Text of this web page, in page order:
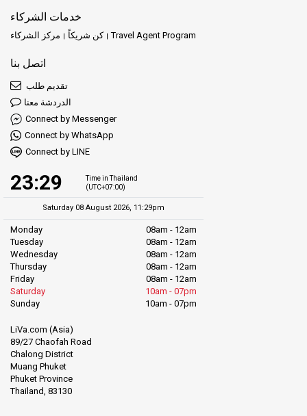
خدمات الشركاء
مركز الشركاء كن شريكاً Travel Agent Program
اتصل بنا
تقديم طلب
الدردشة معنا
Connect by Messenger
Connect by WhatsApp
Connect by LINE
23:29
Time in Thailand
(UTC+07:00)
Saturday 08 August 2026, 11:29pm
Monday
08am - 12am
Tuesday
08am - 12am
Wednesday
08am - 12am
Thursday
08am - 12am
Friday
08am - 12am
Saturday
10am - 07pm
Sunday
10am - 07pm
LiVa.com (Asia)
89/27 Chaofah Road
Chalong District
Muang Phuket
Phuket Province
Thailand, 83130